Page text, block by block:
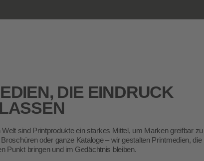
, DIE EINDRUCK
Welt sind Printprodukte ein starkes Mittel, um Marken greifbar
oder ganze Kataloge – wir gestalten Printmedien,
Punkt bringen und im Gedächtnis bleiben.